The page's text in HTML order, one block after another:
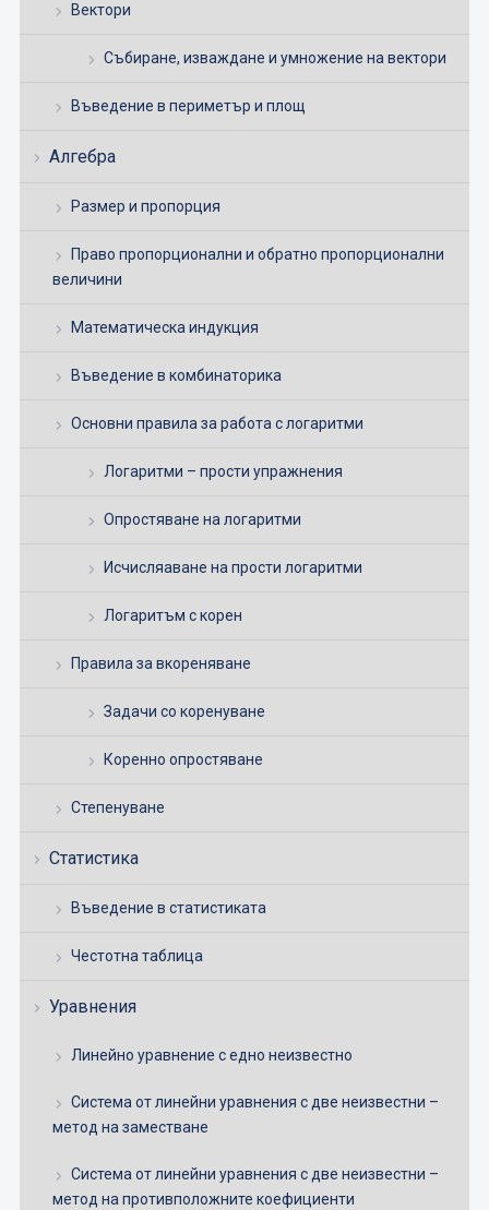
Вектори
Събиране, изваждане и умножение на вектори
Въведение в периметър и площ
Алгебра
Размер и пропорция
Право пропорционални и обратно пропорционални
величини
Математическа индукция
Въведение в комбинаторика
Основни правила за работа с логаритми
Логаритми – прости упражнения
Опростяване на логаритми
Исчисляаване на прости логаритми
Логаритъм с корен
Правила за вкореняване
Задачи со коренуване
Коренно опростяване
Степенуване
Статистика
Въведение в статистиката
Честотна таблица
Уравнения
Линейно уравнение с едно неизвестно
Система от линейни уравнения с две неизвестни –
метод на заместване
Система от линейни уравнения с две неизвестни –
метод на противположните коефициенти